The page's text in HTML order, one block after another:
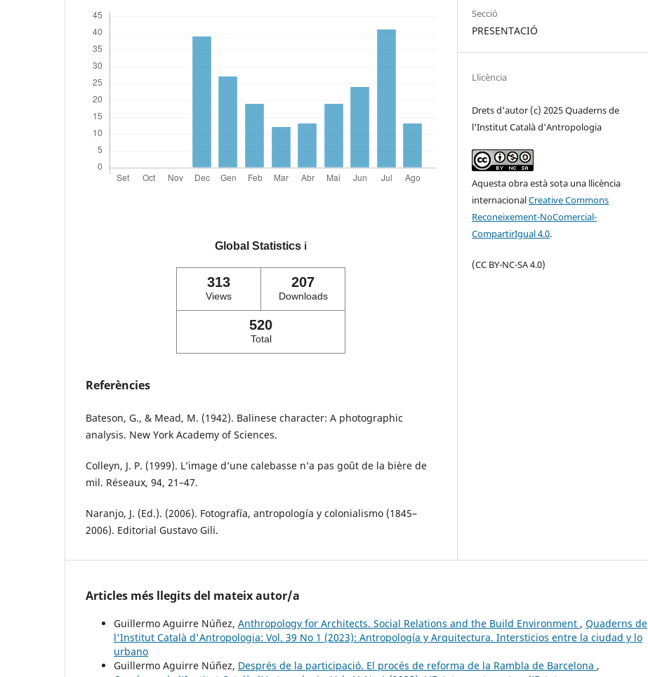
Global Statistics ℹ️
313
Views
207
Downloads
520
Total
Referències
Bateson, G., & Mead, M. (1942). Balinese character: A photographic
analysis. New York Academy of Sciences.
Colleyn, J. P. (1999). L’image d’une calebasse n’a pas goût de la bière de
mil. Réseaux, 94, 21–47.
Naranjo, J. (Ed.). (2006). Fotografía, antropología y colonialismo (1845–
2006). Editorial Gustavo Gili.
Secció
PRESENTACIÓ
Llicència
Drets d'autor (c) 2025 Quaderns de
l'Institut Català d'Antropologia
Aquesta obra està sota una llicència
internacionalCreative Commons
Reconeixement-NoComercial-
CompartirIgual 4.0.
(CC BY-NC-SA 4.0)
Articles més llegits del mateix autor/a
Guillermo Aguirre Núñez, Anthropology for Architects. Social Relations and the Build Environment , Quaderns de
l'Institut Català d'Antropologia: Vol. 39 No 1 (2023): Antropología y Arquitectura. Intersticios entre la ciudad y lo
urbano
Guillermo Aguirre Núñez, Després de la participació. El procés de reforma de la Rambla de Barcelona ,